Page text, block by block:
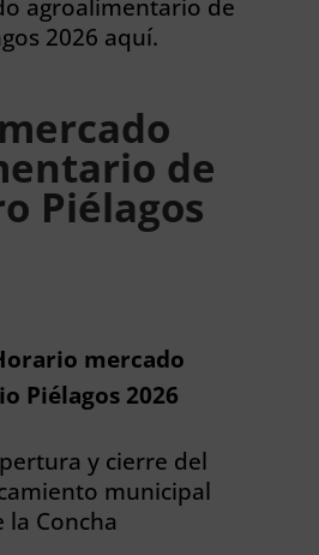
agroalimentario de
2026 aquí.
de
Piélagos
mercado
Piélagos 2026
y cierre del
municipal
la Concha